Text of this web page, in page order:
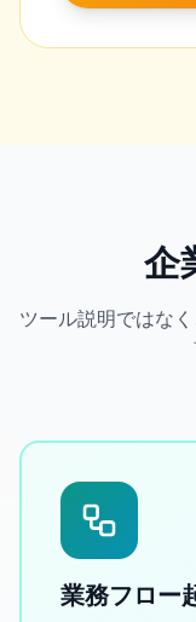
企
ツール説明ではな
業務フロー